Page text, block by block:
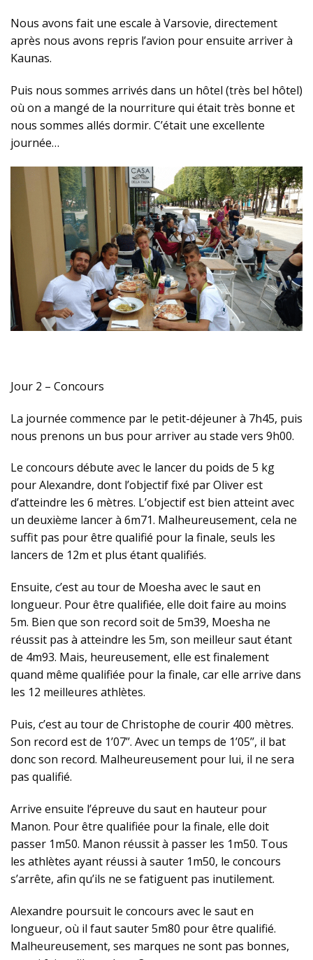
Nous avons fait une escale à Varsovie, directement
après nous avons repris l’avion pour ensuite arriver à
Kaunas.
Puis nous sommes arrivés dans un hôtel (très bel hôtel)
où on a mangé de la nourriture qui était très bonne et
nous sommes allés dormir. C’était une excellente
journée…
Jour 2 – Concours
La journée commence par le petit-déjeuner à 7h45, puis
nous prenons un bus pour arriver au stade vers 9h00.
Le concours débute avec le lancer du poids de 5 kg
pour Alexandre, dont l’objectif fixé par Oliver est
d’atteindre les 6 mètres. L’objectif est bien atteint avec
un deuxième lancer à 6m71. Malheureusement, cela ne
suffit pas pour être qualifié pour la finale, seuls les
lancers de 12m et plus étant qualifiés.
Ensuite, c’est au tour de Moesha avec le saut en
longueur. Pour être qualifiée, elle doit faire au moins
5m. Bien que son record soit de 5m39, Moesha ne
réussit pas à atteindre les 5m, son meilleur saut étant
de 4m93. Mais, heureusement, elle est finalement
quand même qualifiée pour la finale, car elle arrive dans
les 12 meilleures athlètes.
Puis, c’est au tour de Christophe de courir 400 mètres.
Son record est de 1’07’’. Avec un temps de 1’05’’, il bat
donc son record. Malheureusement pour lui, il ne sera
pas qualifié.
Arrive ensuite l’épreuve du saut en hauteur pour
Manon. Pour être qualifiée pour la finale, elle doit
passer 1m50. Manon réussit à passer les 1m50. Tous
les athlètes ayant réussi à sauter 1m50, le concours
s’arrête, afin qu’ils ne se fatiguent pas inutilement.
Alexandre poursuit le concours avec le saut en
longueur, où il faut sauter 5m80 pour être qualifié.
Malheureusement, ses marques ne sont pas bonnes,